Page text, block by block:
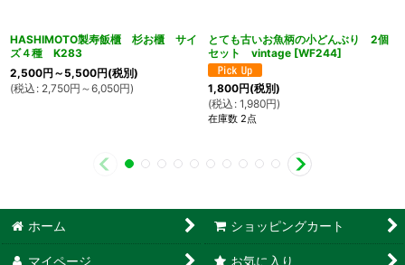
HASHIMOTO製寿飯櫃 杉お櫃 サイ
ズ４種 K283
2,500円 ～5,500円(税別)
(税込 : 2,750円 ～6,050円)
とても古いお魚柄の小どんぶり 2個
セット vintage [WF244]
1,800円(税別)
(税込 : 1,980円)
在庫数 2点
ホーム ショッピングカート
マイページ お気に入り